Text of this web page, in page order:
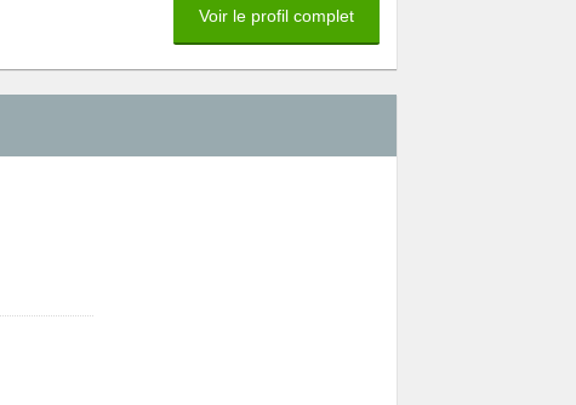
Voir le profil complet